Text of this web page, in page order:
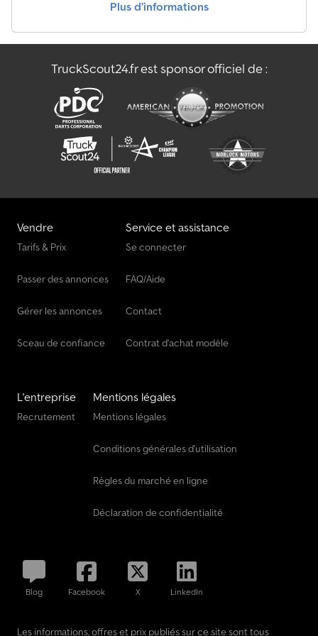
Plus d’informations
TruckScout24.fr est sponsor officiel de :
Vendre
Tarifs & Prix
Passer des annonces
Gérer les annonces
Sceau de confiance
Service et assistance
Se connecter
FAQ/Aide
Contact
Contrat d'achat modèle
L'entreprise
Recrutement
Mentions légales
Mentions légales
Conditions générales d'utilisation
Règles du marché en ligne
Déclaration de confidentialité
Blog Facebook X LinkedIn
Les informations, offres et prix publiés sur ce site sont tous